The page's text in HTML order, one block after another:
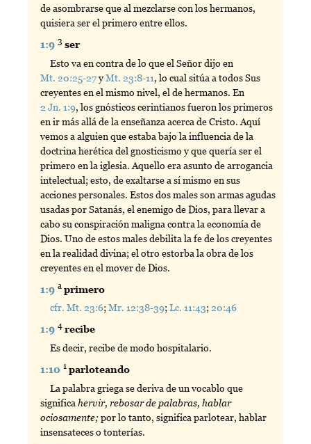
de asombrarse que al mezclarse con los hermanos,
quisiera ser el primero entre ellos.
1:93 ser
Esto va en contra de lo que el Señor dijo en
Mt. 20:25-27yMt. 23:8-11, lo cual sitúa a todos Sus
creyentes en el mismo nivel, el de hermanos. En
2 Jn. 1:9, los gnósticos cerintianos fueron los primeros
en ir más allá de la enseñanza acerca de Cristo. Aquí
vemos a alguien que estaba bajo la influencia de la
doctrina herética del gnosticismo y que quería ser el
primero en la iglesia. Aquello era asunto de arrogancia
intelectual; esto, de exaltarse a sí mismo en sus
acciones personales. Estos dos males son armas agudas
usadas por Satanás, el enemigo de Dios, para llevar a
cabo su conspiración maligna contra la economía de
Dios. Uno de estos males debilita la fe de los creyentes
en la realidad divina; el otro estorba la obra de los
creyentes en el mover de Dios.
1:9a primero
cfr. Mt. 23:6;Mr. 12:38-39;Lc. 11:43; 20:46
1:94 recibe
Es decir, recibe de modo hospitalario.
1:101 parloteando
La palabra griega se deriva de un vocablo que
significahervir, rebosar de palabras, hablar
ociosamente; por lo tanto, significa parlotear, hablar
insensateces o tonterías.